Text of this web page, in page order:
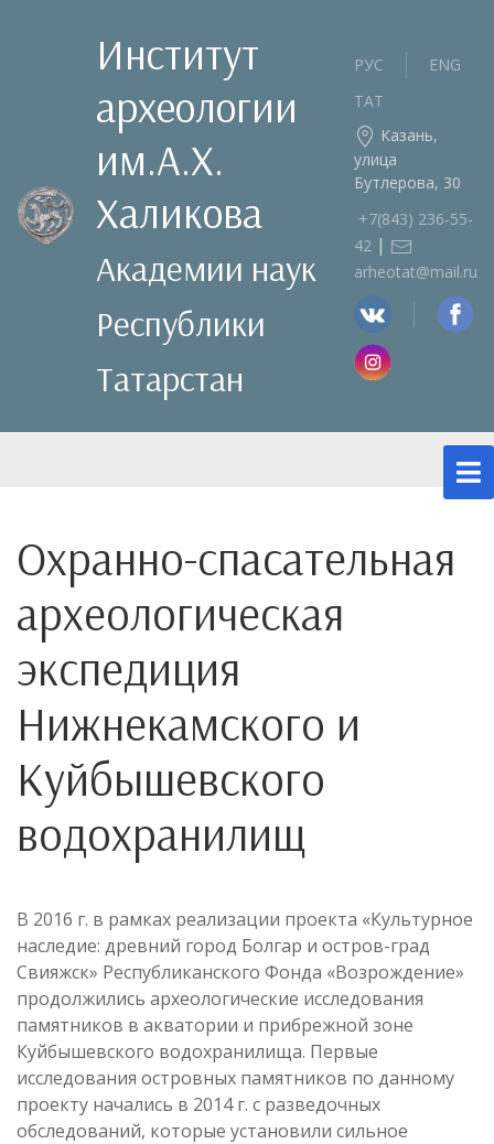
Институт
археологии
им.А.Х.
Халикова
Академии наук
Республики
Татарстан
РУС
ENG
ТАТ
Казань,
улица
Бутлерова, 30
+7(843) 236‑55-
42 |
arheotat@mail.ru
Охранно-спасательная
археологическая
экспедиция
Нижнекамского и
Куйбышевского
водохранилищ
В 2016 г. в рамках реализации проекта «Культурное
наследие: древний город Болгар и остров-град
Свияжск» Республиканского Фонда «Возрождение»
продолжились археологические исследования
памятников в акватории и прибрежной зоне
Куйбышевского водохранилища. Первые
исследования островных памятников по данному
проекту начались в 2014 г. с разведочных
обследований, которые установили сильное